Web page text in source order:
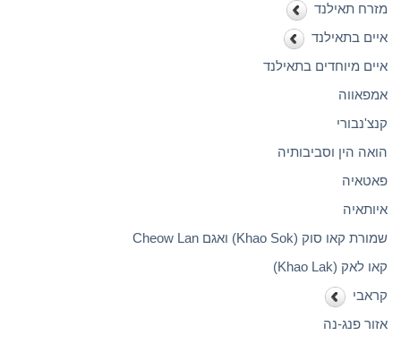
מזרח תאילנד
איים בתאילנד
איים מיוחדים בתאילנד
אמפאווה
קנצ'נבורי
הואה הין וסביבותיה
פאטאיה
איותאיה
שמורת קאו סוק (Khao Sok) ואגם Cheow Lan
קאו לאק (Khao Lak)
קראבי
אזור פנג-נה